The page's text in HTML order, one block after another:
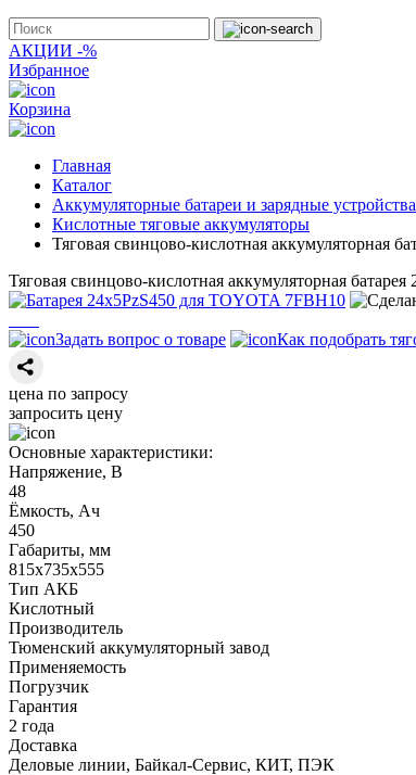
АКЦИИ -%
Избранное
Корзина
Главная
Каталог
Аккумуляторные батареи и зарядные устройства
Кислотные тяговые аккумуляторы
Тяговая свинцово-кислотная аккумуляторная
Тяговая свинцово-кислотная аккумуляторная
Задать вопрос о товаре Как подобрать
цена по запросу
запросить цену
Основные характеристики:
Напряжение, В
48
Ёмкость, Ач
450
Габариты, мм
815х735х555
Тип АКБ
Кислотный
Производитель
Тюменский аккумуляторный завод
Применяемость
Погрузчик
Гарантия
2 года
Доставка
Деловые линии, Байкал-Сервис, КИТ, ПЭК